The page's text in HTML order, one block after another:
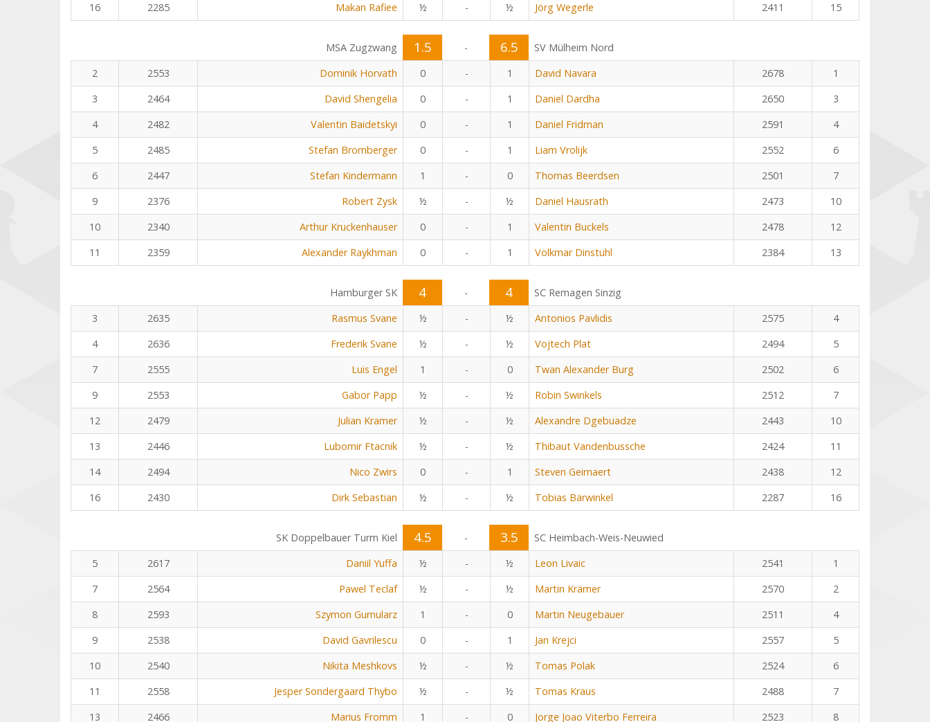
16
2285 Makan Rafiee ½ - ½ Jörg Wegerle 2411 15
MSA Zugzwang 1.5 - 6.5
SV Mülheim Nord
2
2553 Dominik Horvath 0 - 1 David Navara 2678
1
3
2464 David Shengelia 0 - 1 Daniel Dardha 2650
3
4
2482 Valentin Baidetskyi 0 - 1 Daniel Fridman 2591
4
5
2485 Stefan Bromberger 0 - 1 Liam Vrolijk 2552
6
6
2447 Stefan Kindermann 1 - 0 Thomas Beerdsen 2501
7
9
2376 Robert Zysk ½ - ½ Daniel Hausrath 2473
10
10
2340 Arthur Kruckenhauser 0 - 1 Valentin Buckels 2478
12
11
2359 Alexander Raykhman 0 - 1 Volkmar Dinstuhl 2384 13
Hamburger SK 4 - 4
SC Remagen Sinzig
3
2635 Rasmus Svane ½ - ½ Antonios Pavlidis 2575
4
4
2636 Frederik Svane ½ - ½ Vojtech Plat 2494
5
7
2555 Luis Engel 1 - 0 Twan Alexander Burg 2502
6
9
2553 Gabor Papp ½ - ½ Robin Swinkels 2512
7
12
2479 Julian Kramer ½ - ½ Alexandre Dgebuadze 2443
10
13
2446 Lubomir Ftacnik ½ - ½ Thibaut Vandenbussche 2424
11
14
2494 Nico Zwirs 0 - 1 Steven Geirnaert 2438
12
16
2430 Dirk Sebastian ½ - ½ Tobias Bärwinkel 2287 16
SK Doppelbauer Turm Kiel 4.5 - 3.5
SC Heimbach-Weis-Neuwied
5
2617 Daniil Yuffa ½ - ½ Leon Livaic 2541
1
7
2564 Pawel Teclaf ½ - ½ Martin Krämer 2570
2
8
2593 Szymon Gumularz 1 - 0 Martin Neugebauer 2511
4
9
2538 David Gavrilescu 0 - 1 Jan Krejci 2557
5
10
2540 Nikita Meshkovs ½ - ½ Tomas Polak 2524
6
11
2558 Jesper Sondergaard Thybo ½ - ½ Tomas Kraus 2488
7
13
2466 Marius Fromm 1 - 0 Jorge Joao Viterbo Ferreira 2523 8